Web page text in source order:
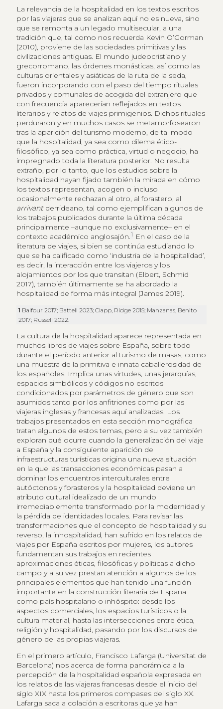
La relevancia de la hospitalidad en los textos escritos
por las viajeras que se analizan aquí no es nueva, sino
que se remonta a un legado multisecular, a una
tradición que, tal como nos recuerda Kevin O’Gorman
(2010), proviene de las sociedades primitivas y las
civilizaciones antiguas. El mundo judeocristiano y
grecorromano, las órdenes monásticas, así como las
culturas orientales y asiáticas de la ruta de la seda,
fueron incorporando con el paso del tiempo rituales
privados y comunales de acogida del extranjero que
con frecuencia aparecerían reflejados en textos
literarios y relatos de viajes primigenios. Dichos rituales
perduraron y en muchos casos se metamorfosearon
tras la aparición del turismo moderno, de tal modo
que la hospitalidad, ya sea como dilema ético-
filosófico, ya sea como práctica, virtud o negocio, ha
impregnado toda la literatura posterior. No resulta
extraño, por lo tanto, que los estudios sobre la
hospitalidad hayan fijado también la mirada en cómo
los textos representan, acogen o incluso
ocasionalmente rechazan al otro, al forastero, al
arrivant derrideano, tal como ejemplifican algunos de
los trabajos publicados durante la última década
principalmente –aunque no exclusivamente– en el
contexto académico anglosajón.1
En el caso de la
literatura de viajes, si bien se continúa estudiando lo
que se ha calificado como ‘industria de la hospitalidad’,
es decir, la interacción entre los viajeros y los
alojamientos por los que transitan (Elbert, Schmid
2017), también últimamente se ha abordado la
hospitalidad de forma más integral (James 2019).
1 Balfour 2017; Battell 2023; Clapp, Ridge 2015; Manzanas, Benito
2017; Russell 2022.
La cultura de la hospitalidad aparece representada en
muchos libros de viajes sobre España, sobre todo
durante el período anterior al turismo de masas, como
una muestra de la primitiva e innata caballerosidad de
los españoles. Implica unas virtudes, unas jerarquías,
espacios simbólicos y códigos no escritos
condicionados por parámetros de género que son
asumidos tanto por los anfitriones como por las
viajeras inglesas y francesas aquí analizadas. Los
trabajos presentados en esta sección monográfica
tratan algunos de estos temas, pero a su vez también
exploran qué ocurre cuando la generalización del viaje
a España y la consiguiente aparición de
infraestructuras turísticas origina una nueva situación
en la que las transacciones económicas pasan a
dominar los encuentros interculturales entre
autóctonos y forasteros y la hospitalidad deviene un
atributo cultural idealizado de un mundo
irremediablemente transformado por la modernidad y
la pérdida de identidades locales. Para revisar las
transformaciones que el concepto de hospitalidad y su
reverso, la inhospitalidad, han sufrido en los relatos de
viajes por España escritos por mujeres, los autores
fundamentan sus trabajos en recientes
aproximaciones éticas, filosóficas y políticas a dicho
campo y a su vez prestan atención a algunos de los
principales elementos que han tenido una función
importante en la construcción literaria de España
como país hospitalario o inhóspito: desde los
aspectos comerciales, los espacios turísticos o la
cultura material, hasta las intersecciones entre ética,
religión y hospitalidad, pasando por los discursos de
género de las propias viajeras.
En el primero artículo, Francisco Lafarga (Universitat de
Barcelona) nos acerca de forma panorámica a la
percepción de la hospitalidad española expresada en
los relatos de las viajeras francesas desde el inicio del
siglo XIX hasta los primeros compases del siglo XX.
Lafarga saca a colación a escritoras que ya han